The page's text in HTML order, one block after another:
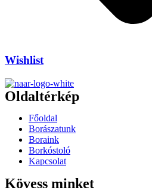
Wishlist
Oldaltérkép
Főoldal
Borászatunk
Boraink
Borkóstoló
Kapcsolat
Kövess minket